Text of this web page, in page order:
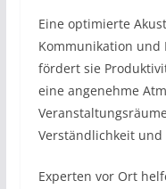
Eine optimierte
Kommunikation und
fördert sie
eine angenehme
Verständlichkeit
Experten vor Ort